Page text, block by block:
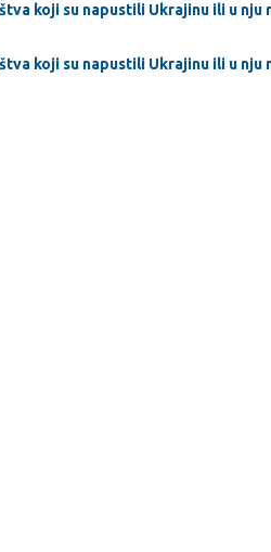
koji su napustili Ukrajinu ili u nju
koji su napustili Ukrajinu ili u nju